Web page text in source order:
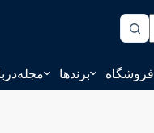
فروشگاه برندها مجله